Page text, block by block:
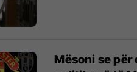
Mësoni se